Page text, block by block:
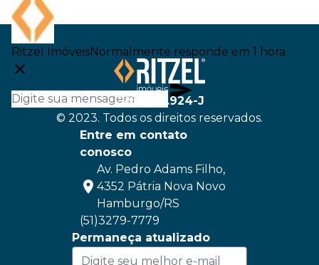
Ritzel ImóveisNormalmente responde em 1 hora
CRECI
22.924-J
© 2023. Todos os direitos reservados.
Entre em contato
conosco
Av. Pedro Adams Filho,
4352 Pátria Nova Novo
Hamburgo/RS
(51)3279-7779
Permaneça atualizado